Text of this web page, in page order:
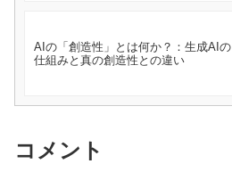
AIの「創造性」とは何か？：生成AIの
仕組みと真の創造性との違い
コメント